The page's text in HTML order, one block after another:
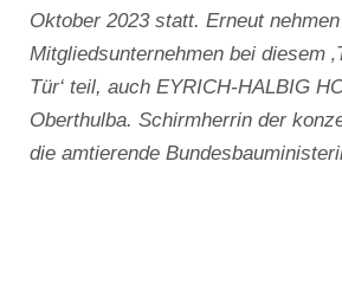
Oktober 2023 statt. Erneut
Mitgliedsunternehmen bei diesem
Tür‘ teil, auch EYRICH-HALBIG
Oberthulba. Schirmherrin der
die amtierende